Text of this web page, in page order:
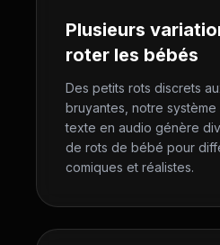
Plusieurs
roter les bébés
Des petits rots discrets
bruyantes, notre
texte en audio génère
de rots de bébé pour
comiques et réalistes.